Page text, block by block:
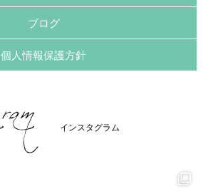
ブログ
個人情報保護方針
インスタグラム